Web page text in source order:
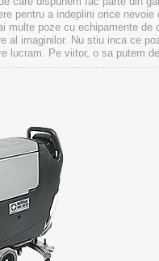
pentru a indeplini orice
multe poze cu echipamente
al imaginilor. Nu stiu inca ce
lucram. Pe viitor, o sa putem